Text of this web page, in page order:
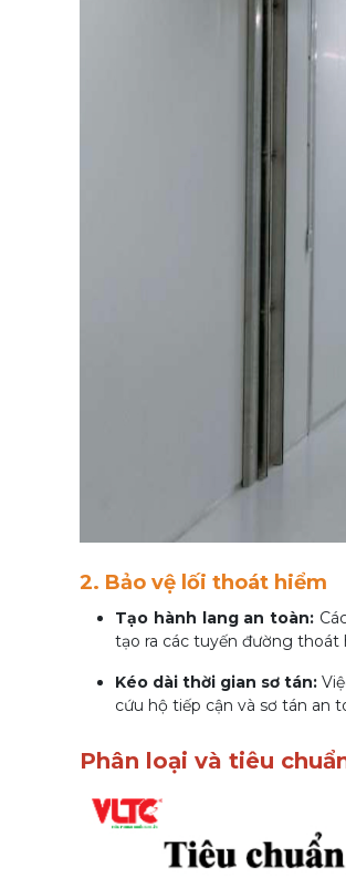
2. Bảo vệ lối thoát hiểm
Tạo hành lang an toàn:
tạo ra các tuyến đường thoát
Kéo dài thời gian sơ tán:
cứu hộ tiếp cận và sơ tán an
Phân loại và tiêu